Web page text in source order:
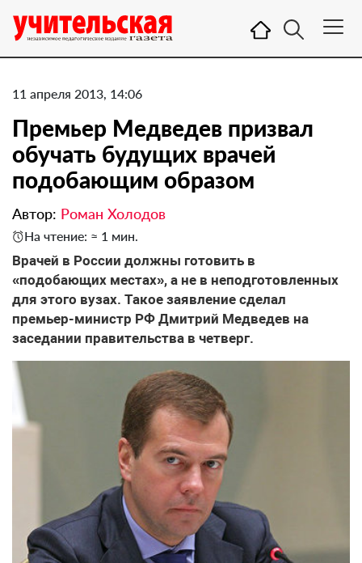
11 апреля 2013, 14:06
Премьер Медведев призвал
обучать будущих врачей
подобающим образом
Автор: Роман Холодов
На чтение: ≈ 1 мин.
Врачей в России должны готовить в
«подобающих местах», а не в неподготовленных
для этого вузах. Такое заявление сделал
премьер-министр РФ Дмитрий Медведев на
заседании правительства в четверг.